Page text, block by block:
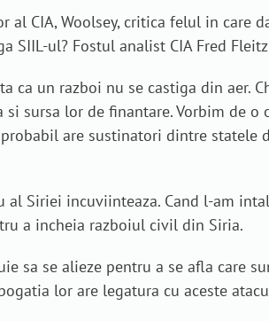
al CIA, Woolsey, critica felul in
SIIL-ul? Fostul analist CIA Fred
ca un razboi nu se castiga din aer.
si sursa lor de finantare. Vorbim de
are sustinatori dintre statele
al Siriei incuviinteaza. Cand l-am
a incheia razboiul civil din Siria.
sa se alieze pentru a se afla care
lor are legatura cu aceste